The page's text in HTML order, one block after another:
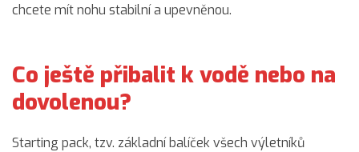
chcete mít nohu stabilní a upevněnou.
Co ještě přibalit k vodě nebo na
dovolenou?
Starting pack, tzv. základní balíček všech výletníků